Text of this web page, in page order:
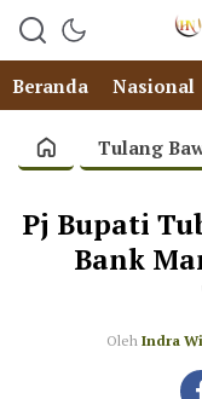
Beranda Nasional
Tulang
Pj Bupati
Bank
Oleh Indra